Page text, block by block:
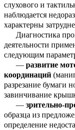
слухового и
наблюдается
характерны
Диагностика
деятельности
следующим
— развитие
координаций
разрезание бумаги
завинчивание
— зрительно-
образца из
определение